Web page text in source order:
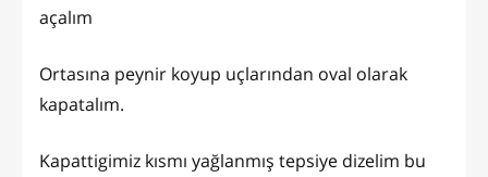
açalım
Ortasına peynir koyup uçlarından oval olarak
kapatalım.
Kapattigimiz kısmı yağlanmış tepsiye dizelim bu